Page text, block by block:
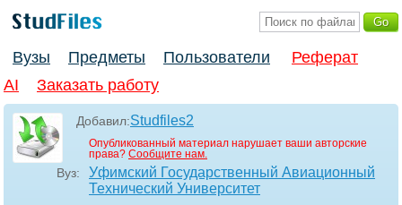
Вузы Предметы Пользователи
Реферат
AI
Заказать работу
Добавил:Studfiles2
Опубликованный материал нарушает ваши авторские
права? Сообщите нам.
Вуз:
Уфимский Государственный Авиационный
Технический Университет